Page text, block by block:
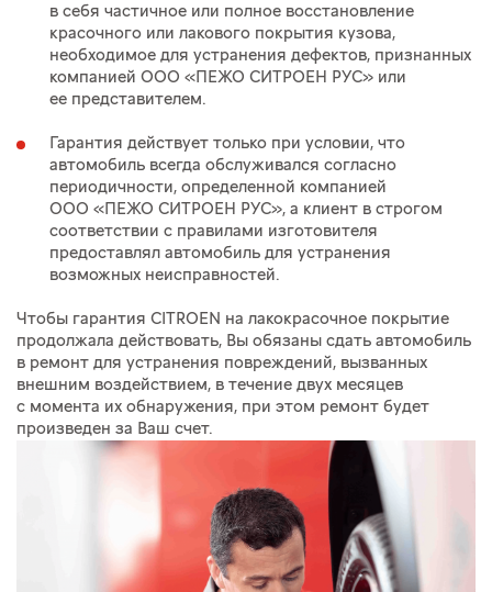
в себя частичное или полное восстановление
красочного или лакового покрытия кузова,
необходимое для устранения дефектов, признанных
компанией ООО «ПЕЖО СИТРОЕН РУС» или
ее представителем.
Гарантия действует только при условии, что
автомобиль всегда обслуживался согласно
периодичности, определенной компанией
ООО «ПЕЖО СИТРОЕН РУС», а клиент в строгом
соответствии с правилами изготовителя
предоставлял автомобиль для устранения
возможных неисправностей.
Чтобы гарантия CITROEN на лакокрасочное покрытие
продолжала действовать, Вы обязаны сдать автомобиль
в ремонт для устранения повреждений, вызванных
внешним воздействием, в течение двух месяцев
с момента их обнаружения, при этом ремонт будет
произведен за Ваш счет.